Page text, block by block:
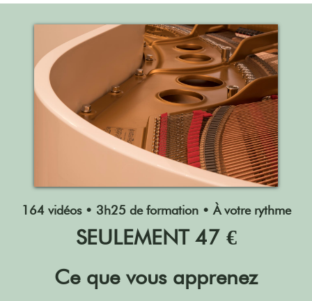
164 vidéos • 3h25 de formation • À votre rythme
SEULEMENT 47 €
Ce que vous apprenez